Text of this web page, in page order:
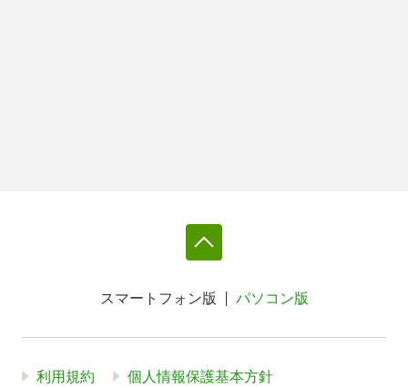
スマートフォン版 パソコン版
利用規約 個人情報保護基本方針